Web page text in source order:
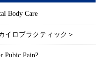
Body Care
イロプラクティック＞
Pubic Pain?